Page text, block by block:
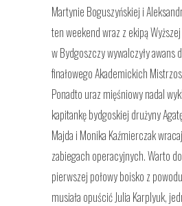
Martynie Boguszyńskiej i
ten weekend wraz z ekipą
w Bydgoszczy wywalczyły awans
finałowego Akademickich
Ponadto uraz mięśniowy nadal
kapitankę bydgoskiej drużyny
Majda i Monika Kaźmierczak
zabiegach operacyjnych. Warto
pierwszej połowy boisko z
musiała opuścić Julia Karplyuk,